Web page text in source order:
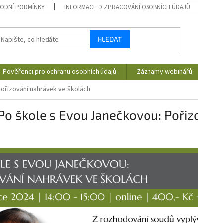
PODMÍNKY INFORMACE O ZPRACOVÁNÍ OSOBNÍCH ÚDAJŮ
HLEDAT
Pověřenci pro ochranu osobních údajů
Záznamy webinářů
nahrávek ve školách
škole s Evou Janečkovou: